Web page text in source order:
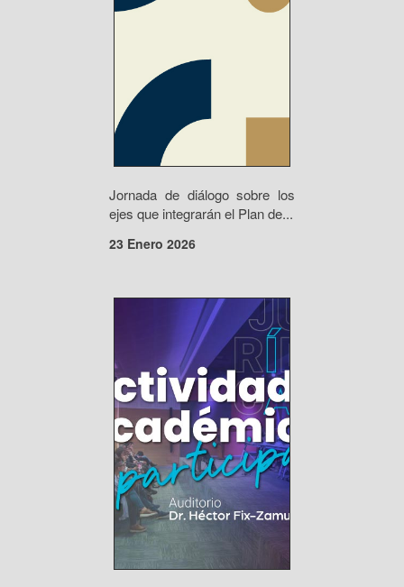
Jornada de diálogo sobre los
ejes que integrarán el Plan de...
23 Enero 2026